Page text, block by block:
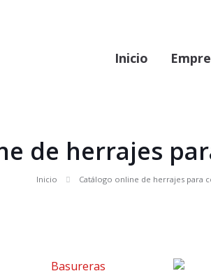
Inicio
de herrajes
Inicio Catálogo online de herrajes para